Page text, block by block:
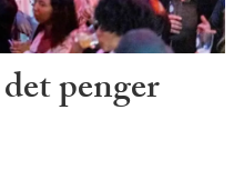
penger